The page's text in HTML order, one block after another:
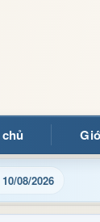
08/2026
chính và tin